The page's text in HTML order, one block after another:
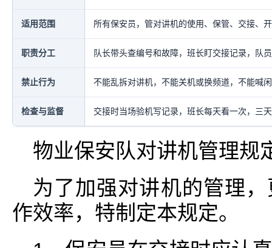
适用范围 所有保安员，管对讲机的使用、保管、交接、
职责分工 队长带头查编号和故障，班长盯交接记录，队
禁止行为 不能乱拆对讲机，不能关机或换频道，不能喊
检查与监督 交接时当场验机写记录，班长每天看一次，三
物业保安队对讲机管理规
为了加强对讲机的管理
作效率，特制定本规定。